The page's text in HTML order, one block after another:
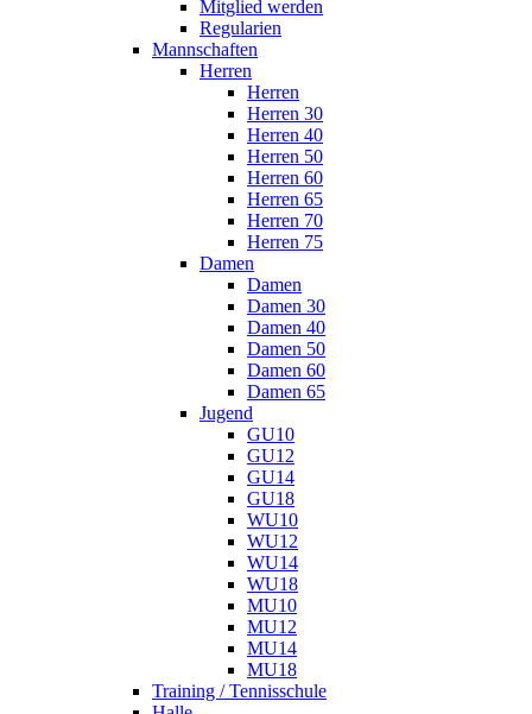
Mitglied werden
Regularien
Mannschaften
Herren
Herren
Herren 30
Herren 40
Herren 50
Herren 60
Herren 65
Herren 70
Herren 75
Damen
Damen
Damen 30
Damen 40
Damen 50
Damen 60
Damen 65
Jugend
GU10
GU12
GU14
GU18
WU10
WU12
WU14
WU18
MU10
MU12
MU14
MU18
Training / Tennisschule